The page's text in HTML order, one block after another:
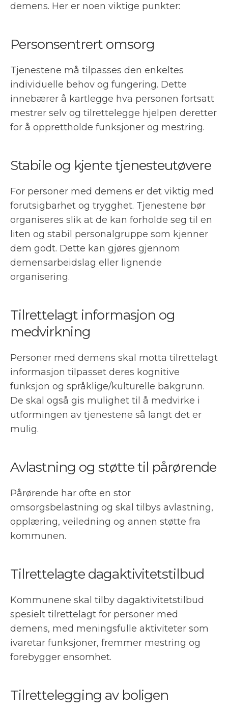
demens. Her er noen viktige punkter:
Personsentrert omsorg
Tjenestene må tilpasses den enkeltes
individuelle behov og fungering. Dette
innebærer å kartlegge hva personen fortsatt
mestrer selv og tilrettelegge hjelpen deretter
for å opprettholde funksjoner og mestring.
Stabile og kjente tjenesteutøvere
For personer med demens er det viktig med
forutsigbarhet og trygghet. Tjenestene bør
organiseres slik at de kan forholde seg til en
liten og stabil personalgruppe som kjenner
dem godt. Dette kan gjøres gjennom
demensarbeidslag eller lignende
organisering.
Tilrettelagt informasjon og
medvirkning
Personer med demens skal motta tilrettelagt
informasjon tilpasset deres kognitive
funksjon og språklige/kulturelle bakgrunn.
De skal også gis mulighet til å medvirke i
utformingen av tjenestene så langt det er
mulig.
Avlastning og støtte til pårørende
Pårørende har ofte en stor
omsorgsbelastning og skal tilbys avlastning,
opplæring, veiledning og annen støtte fra
kommunen.
Tilrettelagte dagaktivitetstilbud
Kommunene skal tilby dagaktivitetstilbud
spesielt tilrettelagt for personer med
demens, med meningsfulle aktiviteter som
ivaretar funksjoner, fremmer mestring og
forebygger ensomhet.
Tilrettelegging av boligen